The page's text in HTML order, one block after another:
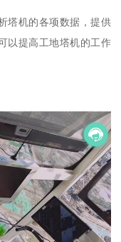
塔机的各项数据，提供
以提高工地塔机的工作